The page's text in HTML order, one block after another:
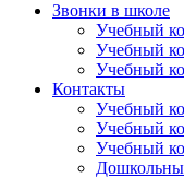
Звонки в школе
Учебный
Учебный
Учебный
Контакты
Учебный
Учебный
Учебный